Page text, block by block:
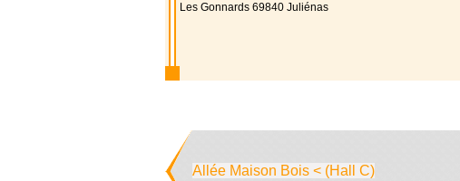
Les Gonnards 69840 Juliénas
Allée Maison Bois < (Hall C)